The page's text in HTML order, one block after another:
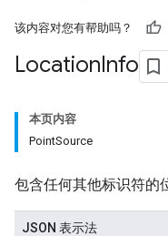
该内容对您有帮助吗？
LocationInfo
本页内容
PointSource
包含任何其他标识符的
JSON 表示法